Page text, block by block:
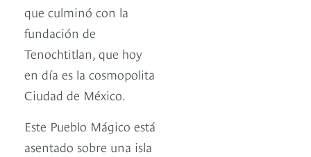
que culminó con la
fundación de
Tenochtitlan, que hoy
en día es la cosmopolita
Ciudad de México.
Este Pueblo Mágico está
asentado sobre una isla